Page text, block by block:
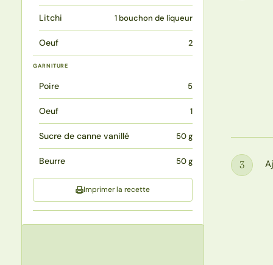
Litchi 1 bouchon de liqueur
Oeuf 2
GARNITURE
Poire 5
Oeuf 1
Sucre de canne vanillé 50 g
Beurre 50 g
Imprimer la recette
Étape
3